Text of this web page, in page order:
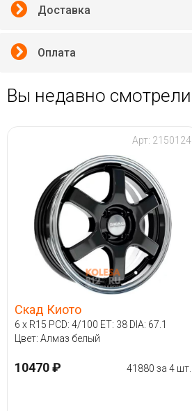
Доставка
Оплата
Вы недавно смотрели
Арт: 2150124
Скад Киото
6 x R15 PCD: 4/100 ET: 38 DIA: 67.1
Цвет: Алмаз белый
10470 ₽ 41880 за 4 шт.